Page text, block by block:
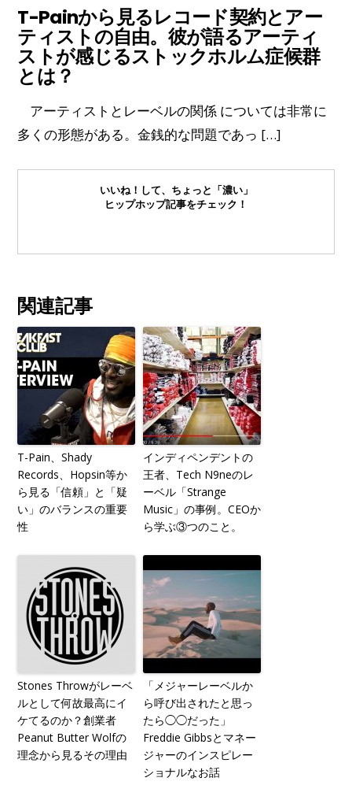
T-Painから見るレコード契約とアー
ティストの自由。彼が語るアーティ
ストが感じるストックホルム症候群
とは？
アーティストとレーベルの関係 については非常に
多くの形態がある。金銭的な問題であっ […]
いいね！して、ちょっと「濃い」
ヒップホップ記事をチェック！
関連記事
T-Pain、Shady
Records、Hopsin等か
ら見る「信頼」と「疑
い」のバランスの重要
性
インディペンデントの
王者、Tech N9neのレ
ーベル「Strange
Music」の事例。CEOか
ら学ぶ③つのこと。
Stones Throwがレーベ
ルとして何故最高にイ
ケてるのか？創業者
Peanut Butter Wolfの
理念から見るその理由
「メジャーレーベルか
ら呼び出されたと思っ
たら◯◯だった」
Freddie Gibbsとマネー
ジャーのインスピレー
ショナルなお話